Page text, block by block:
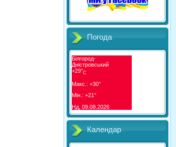
Погода
Білгород-
Дністровський
+29°C
Макс.: +30°
Мін.: +21°
Нд, 09.08.2026
Календар